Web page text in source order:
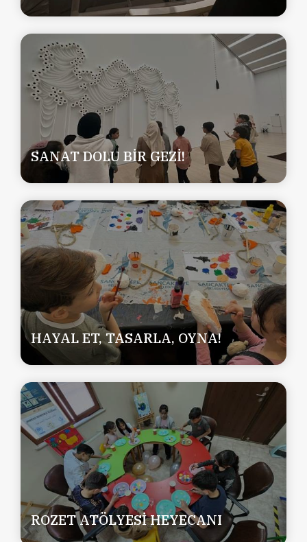
SANAT DOLU BİR GEZİ!
HAYAL ET, TASARLA, OYNA!
ROZET ATÖLYESİ HEYECANI